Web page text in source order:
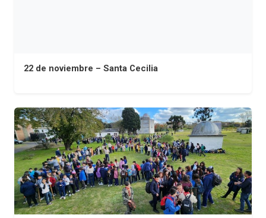
22 de noviembre – Santa Cecilia